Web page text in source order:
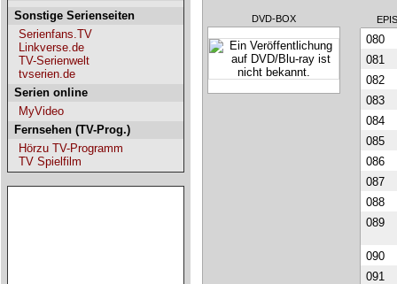
Sonstige Serienseiten
Serienfans.TV
Linkverse.de
TV-Serienwelt
tvserien.de
Serien online
MyVideo
Fernsehen (TV-Prog.)
Hörzu TV-Programm
TV Spielfilm
DVD-BOX
080
081
082
083
084
085
086
087
088
089
090
091